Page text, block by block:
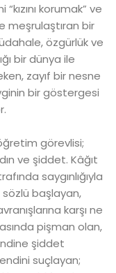
korumak” ve
meşrulaştıran bir
özgürlük ve
bir dünya ile
zayıf bir nesne
bir göstergesi
görevlisi;
ve şiddet. Kâğıt
saygınlığıyla
sözlü başlayan,
karşı ne
pişman olan,
şiddet
suçlayan;